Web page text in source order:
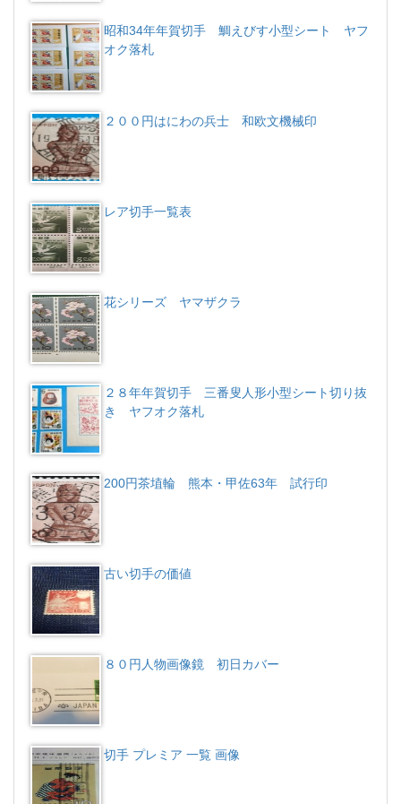
昭和34年年賀切手 鯛えびす小型シート ヤフ
オク落札
２００円はにわの兵士 和欧文機械印
レア切手一覧表
花シリーズ ヤマザクラ
２８年年賀切手 三番叟人形小型シート切り抜
き ヤフオク落札
200円茶埴輪 熊本・甲佐63年 試行印
古い切手の価値
８０円人物画像鏡 初日カバー
切手 プレミア 一覧 画像